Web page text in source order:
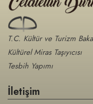
T.C. Kültür ve Turizm
Kültürel Miras Taşıyıcısı
Tesbih Yapımı
İletişim